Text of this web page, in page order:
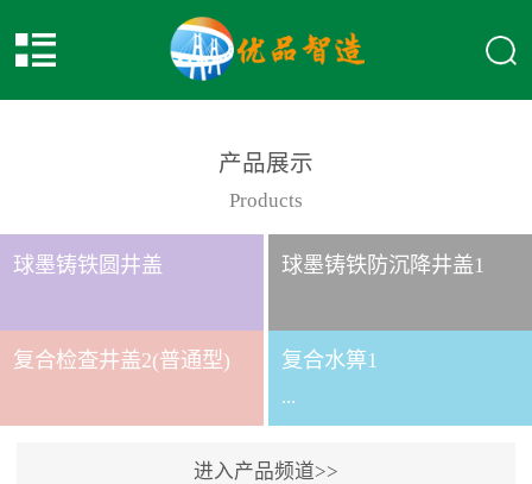
产品展示
Products
球墨铸铁圆井盖 球墨铸铁防沉降井盖1
复合检查井盖2(普通型) 复合水箅1
...
进入产品频道>>